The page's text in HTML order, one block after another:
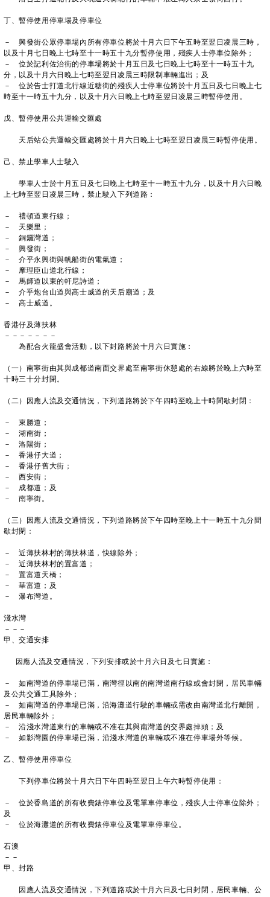
丁、暫停使用停車場及停車位
－ 興發街公眾停車場內所有停車位將於十月六日下午五時至翌日凌晨三時，
以及十月七日晚上七時至十一時五十九分暫停使用，殘疾人士停車位除外；
－ 位於記利佐治街的停車場將於十月五日及七日晚上七時至十一時五十九
分，以及十月六日晚上七時至翌日凌晨三時限制車輛進出；及
－ 位於告士打道北行線近糖街的殘疾人士停車位將於十月五日及七日晚上七
時至十一時五十九分，以及十月六日晚上七時至翌日凌晨三時暫停使用。
戊、暫停使用公共運輸交匯處
天后站公共運輸交匯處將於十月六日晚上七時至翌日凌晨三時暫停使用。
己、禁止學車人士駛入
學車人士於十月五日及七日晚上七時至十一時五十九分，以及十月六日晚
上七時至翌日凌晨三時，禁止駛入下列道路：
－ 禮頓道東行線；
－ 天樂里；
－ 銅鑼灣道；
－ 興發街；
－ 介乎永興街與帆船街的電氣道；
－ 摩理臣山道北行線；
－ 馬師道以東的軒尼詩道；
－ 介乎炮台山道與高士威道的天后廟道；及
－ 高士威道。
香港仔及薄扶林
－－－－－－－
為配合火龍盛會活動，以下封路將於十月六日實施：
（一）南寧街由其與成都道南面交界處至南寧街休憩處的右線將於晚上六時至
十時三十分封閉。
（二）因應人流及交通情況，下列道路將於下午四時至晚上十時間歇封閉：
－ 東勝道；
－ 湖南街；
－ 洛陽街；
－ 香港仔大道；
－ 香港仔舊大街；
－ 西安街；
－ 成都道；及
－ 南寧街。
（三）因應人流及交通情況，下列道路將於下午四時至晚上十一時五十九分間
歇封閉：
－ 近薄扶林村的薄扶林道，快線除外；
－ 近薄扶林村的置富道；
－ 置富道天橋；
－ 華富道；及
－ 瀑布灣道。
淺水灣
－－－
甲、交通安排
因應人流及交通情況，下列安排或於十月六日及七日實施：
－ 如南灣道的停車場已滿，南灣徑以南的南灣道南行線或會封閉，居民車輛
及公共交通工具除外；
－ 如南灣道的停車場已滿，沿海灘道行駛的車輛或需改由南灣道北行離開，
居民車輛除外；
－ 沿淺水灣道東行的車輛或不准在其與南灣道的交界處掉頭；及
－ 如影灣園的停車場已滿，沿淺水灣道的車輛或不准在停車場外等候。
乙、暫停使用停車位
下列停車位將於十月六日下午四時至翌日上午六時暫停使用：
－ 位於香島道的所有收費錶停車位及電單車停車位，殘疾人士停車位除外；
及
－ 位於海灘道的所有收費錶停車位及電單車停車位。
石澳
－－
甲、封路
因應人流及交通情況，下列道路或於十月六日及七日封閉，居民車輛、公